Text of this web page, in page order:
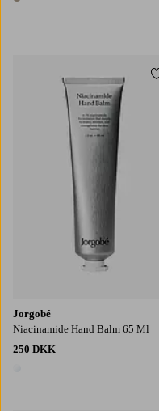
1 farve
Jorgobé
Niacinamide Hand Balm 65 Ml
250 DKK